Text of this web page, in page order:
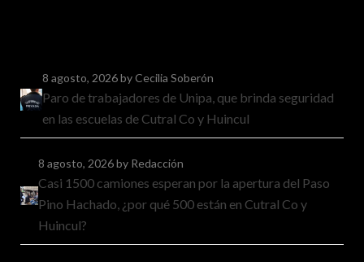
8 agosto, 2026by Cecilia Soberón
Paro de trabajadores de Unipa, que brinda seguridad
en las escuelas de Cutral Co y Huincul
8 agosto, 2026by Redacción
Casi 1500 camiones esperan por la apertura del Paso
Pino Hachado, ¿por qué 500 están en Cutral Co y
Huincul?